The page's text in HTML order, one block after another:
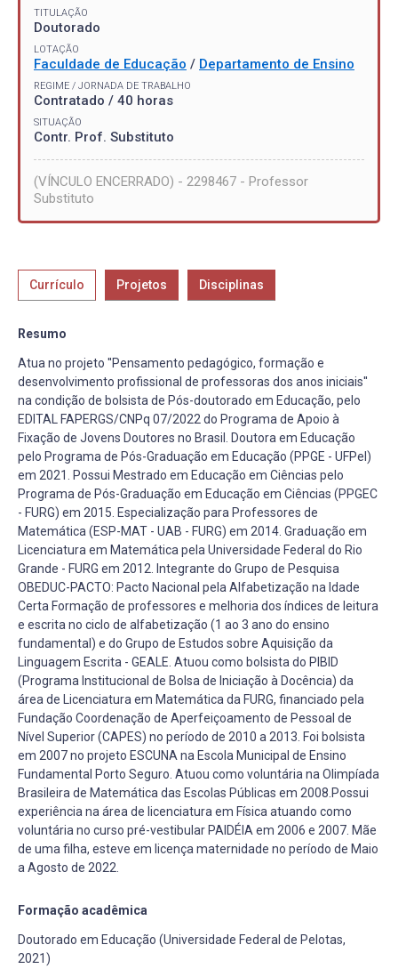
TITULAÇÃO
Doutorado
LOTAÇÃO
Faculdade de Educação / Departamento de Ensino
REGIME / JORNADA DE TRABALHO
Contratado / 40 horas
SITUAÇÃO
Contr. Prof. Substituto
(VÍNCULO ENCERRADO) - 2298467 - Professor
Substituto
Currículo Projetos Disciplinas
Resumo
Atua no projeto ''Pensamento pedagógico, formação e
desenvolvimento profissional de professoras dos anos iniciais''
na condição de bolsista de Pós-doutorado em Educação, pelo
EDITAL FAPERGS/CNPq 07/2022 do Programa de Apoio à
Fixação de Jovens Doutores no Brasil. Doutora em Educação
pelo Programa de Pós-Graduação em Educação (PPGE - UFPel)
em 2021. Possui Mestrado em Educação em Ciências pelo
Programa de Pós-Graduação em Educação em Ciências (PPGEC
- FURG) em 2015. Especialização para Professores de
Matemática (ESP-MAT - UAB - FURG) em 2014. Graduação em
Licenciatura em Matemática pela Universidade Federal do Rio
Grande - FURG em 2012. Integrante do Grupo de Pesquisa
OBEDUC-PACTO: Pacto Nacional pela Alfabetização na Idade
Certa Formação de professores e melhoria dos índices de leitura
e escrita no ciclo de alfabetização (1 ao 3 ano do ensino
fundamental) e do Grupo de Estudos sobre Aquisição da
Linguagem Escrita - GEALE. Atuou como bolsista do PIBID
(Programa Institucional de Bolsa de Iniciação à Docência) da
área de Licenciatura em Matemática da FURG, financiado pela
Fundação Coordenação de Aperfeiçoamento de Pessoal de
Nível Superior (CAPES) no período de 2010 a 2013. Foi bolsista
em 2007 no projeto ESCUNA na Escola Municipal de Ensino
Fundamental Porto Seguro. Atuou como voluntária na Olimpíada
Brasileira de Matemática das Escolas Públicas em 2008.Possui
experiência na área de licenciatura em Física atuando como
voluntária no curso pré-vestibular PAIDÉIA em 2006 e 2007. Mãe
de uma filha, esteve em licença maternidade no período de Maio
a Agosto de 2022.
Formação acadêmica
Doutorado em Educação (Universidade Federal de Pelotas,
2021)